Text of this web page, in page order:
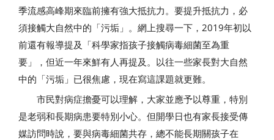
季流感高峰期來臨前擁有強大抵抗力。要提升抵抗力，必
須接觸大自然中的「污垢」。網上搜尋一下，2019年初以
前還有報導提及「科學家指孩子接觸病毒細菌至為重
要」，但近一年來鮮有人再提及。以往一些家長對大自然
中的「污垢」已很焦慮，現在寫這課題就更難。
市民對病症擔憂可以理解，大家並應予以尊重，特別
是老弱和長期病患要特別小心。但開學日也有家長接受傳
媒訪問時說，要與病毒細菌共存，總不能長期關孩子在